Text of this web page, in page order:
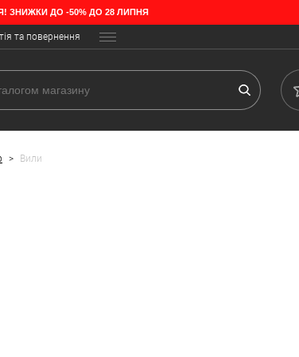
існування вони зазнали мінімальних змін у своїй
ЗНИЖКИ ДО -50% ДО 28 ЛИПНЯ
та повернення
> Вили